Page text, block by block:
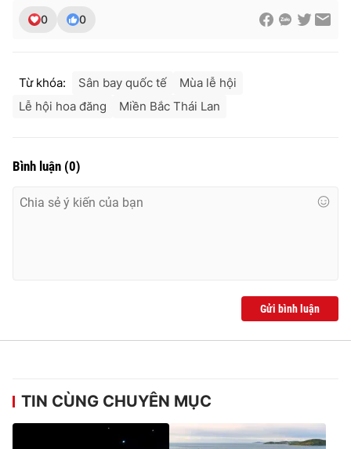
® Cấm sao chép dưới mọi hình thức nếu không có sự chấp
0 0
Từ khóa: Sân bay quốc tế
Mùa lễ hội
Lễ hội hoa đăng
Miền Bắc Thái Lan
Bình luận (0)
Gửi bình luận
TIN CÙNG CHUYÊN MỤC